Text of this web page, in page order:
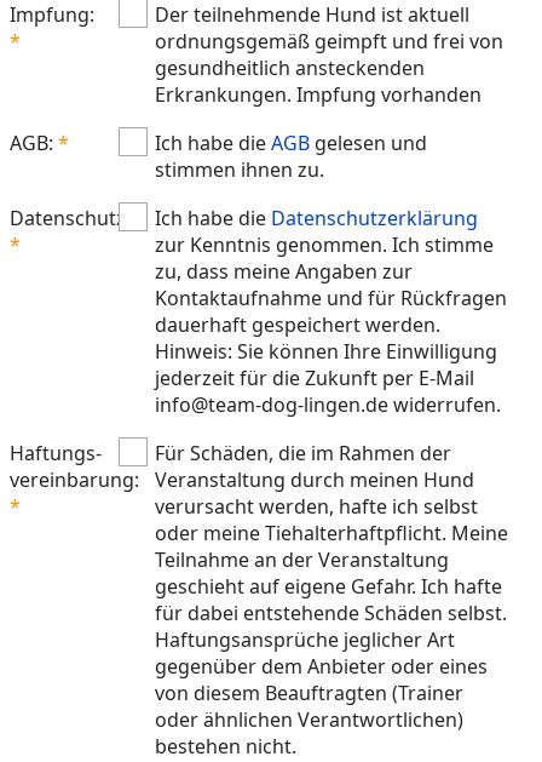
Impfung:
Der teilnehmende Hund ist aktuell
ordnungsgemäß geimpft und frei von
gesundheitlich ansteckenden
Erkrankungen. Impfung vorhanden
AGB:
Ich habe dieAGB gelesen und
stimmen ihnen zu.
Datenschutz:
Ich habe die Datenschutzerklärung
zur Kenntnis genommen. Ich stimme
zu, dass meine Angaben zur
Kontaktaufnahme und für Rückfragen
dauerhaft gespeichert werden.
Hinweis: Sie können Ihre Einwilligung
jederzeit für die Zukunft per E-Mail
info@team-dog-lingen.de widerrufen.
Haftungs-
vereinbarung:
Für Schäden, die im Rahmen der
Veranstaltung durch meinen Hund
verursacht werden, hafte ich selbst
oder meine Tiehalterhaftpflicht. Meine
Teilnahme an der Veranstaltung
geschieht auf eigene Gefahr. Ich hafte
für dabei entstehende Schäden selbst.
Haftungsansprüche jeglicher Art
gegenüber dem Anbieter oder eines
von diesem Beauftragten (Trainer
oder ähnlichen Verantwortlichen)
bestehen nicht.